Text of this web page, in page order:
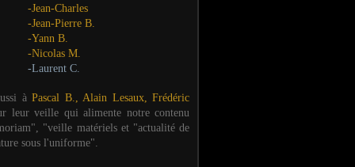
-Jean-Charles
-Jean-Pierre B.
-Yann B.
-Nicolas M.
-Laurent C.
àPascal B., Alain Lesaux, Frédéric
leur veille qui alimente notre contenu
"veille matériels et "actualité de
sous l'uniforme".